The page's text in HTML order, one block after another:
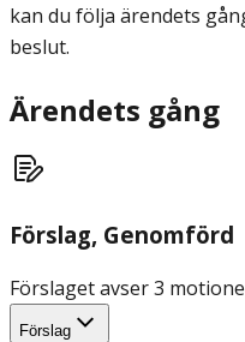
kan du följa ärendets
beslut.
Ärendets gång
Förslag, Genomförd
Förslaget avser 3
Förslag